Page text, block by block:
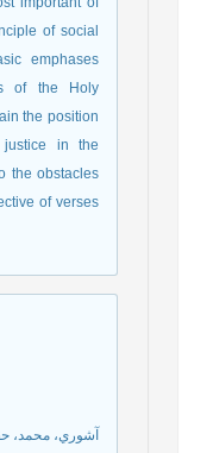
of social
emphases
of the Holy
the position
in the
the obstacles
of verses
آشوري، محمد،